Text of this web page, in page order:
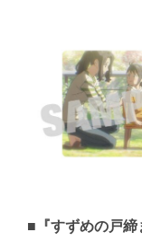
■『すずめの戸